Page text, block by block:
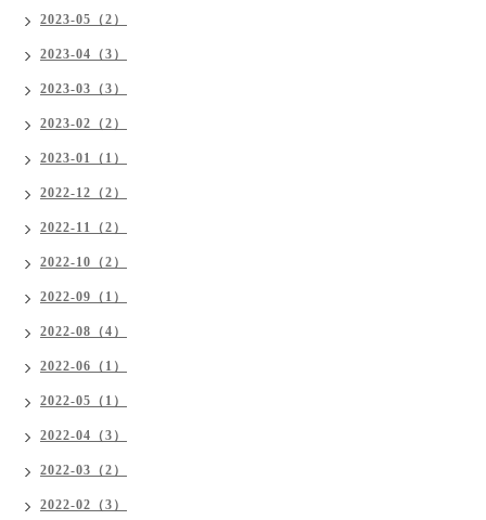
2023-05（2）
2023-04（3）
2023-03（3）
2023-02（2）
2023-01（1）
2022-12（2）
2022-11（2）
2022-10（2）
2022-09（1）
2022-08（4）
2022-06（1）
2022-05（1）
2022-04（3）
2022-03（2）
2022-02（3）